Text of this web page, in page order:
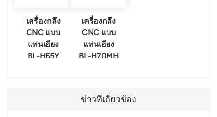
เครื่องกลึง
CNC แบบ
แท่นเอียง
BL-H65Y
เครื่องกลึง
CNC แบบ
แท่นเอียง
BL-H70MH
ข่าวที่เกี่ยวข้อง